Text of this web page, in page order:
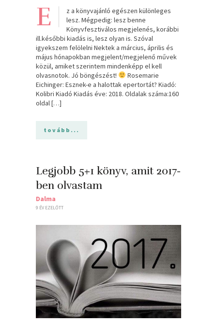
E
z a könyvajánló egészen különleges
lesz. Mégpedig: lesz benne
Könyvfesztiválos megjelenés, korábbi
ill.későbbi kiadás is, lesz olyan is. Szóval
igyekszem felölelni Nektek a március, április és
május hónapokban megjelent/megjelenő művek
közül, amiket szerintem mindenképp el kell
olvasnotok. Jó böngészést!
Rosemarie
Eichinger: Esznek-e ​a halottak epertortát? Kiadó:
Kolibri Kiadó Kiadás éve: 2018. Oldalak száma:160
oldal […]
tovább...
Legjobb 5+1 könyv, amit 2017-
ben olvastam
Dalma
9 ÉV EZELŐTT